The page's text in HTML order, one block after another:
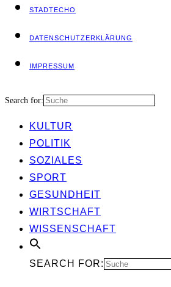
STADT­ECHO
DATEN­SCHUTZ­ER­KLÄ­RUNG
IMPRES­SUM
Search for:
KUL­TUR
POLI­TIK
SOZIA­LES
SPORT
GESUND­HEIT
WIRT­SCHAFT
WIS­SEN­SCHAFT
SEARCH FOR: